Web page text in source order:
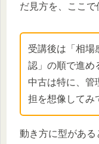
だ見方を、ここで
受講後は「相
認」の順で進め
中古は特に、管
担を想像してみ
動き方に型があ